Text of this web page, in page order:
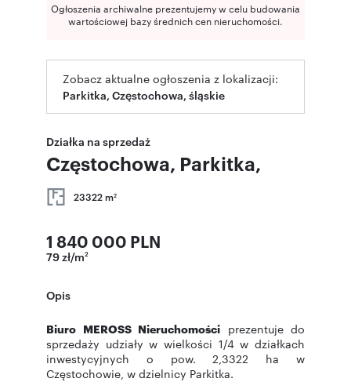
Ogłoszenia archiwalne prezentujemy w celu budowania
wartościowej bazy średnich cen nieruchomości.
Zobacz aktualne ogłoszenia z lokalizacji:
Parkitka, Częstochowa, śląskie
Działka na sprzedaż
Częstochowa, Parkitka,
23322 m2
1 840 000 PLN
79 zł/m2
Opis
Biuro MEROSS Nieruchomości prezentuje do
sprzedaży udziały w wielkości 1/4 w działkach
inwestycyjnych o pow. 2,3322 ha w
Częstochowie, w dzielnicy Parkitka.